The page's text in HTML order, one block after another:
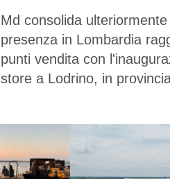
Md consolida
presenza in Lombardia
punti vendita con
store a Lodrino, in